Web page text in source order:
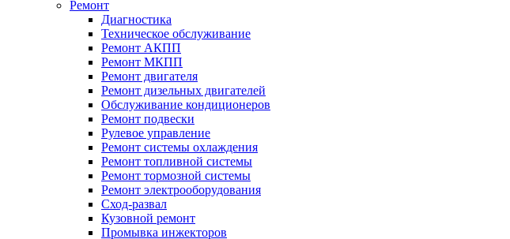
Ремонт
Диагностика
Техническое обслуживание
Ремонт АКПП
Ремонт МКПП
Ремонт двигателя
Ремонт дизельных двигателей
Обслуживание кондиционеров
Ремонт подвески
Рулевое управление
Ремонт системы охлаждения
Ремонт топливной системы
Ремонт тормозной системы
Ремонт электрооборудования
Сход-развал
Кузовной ремонт
Промывка инжекторов